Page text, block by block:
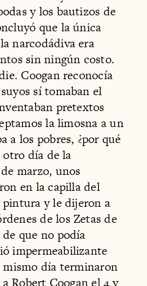
y los bautizos de
que la única
narcodádiva era
sin ningún costo.
Coogan reconocía
sí tomaban el
pretextos
la limosna a un
a los pobres, ¿por qué
día de la
marzo, unos
en la capilla del
pintura y le dijeron a
de los Zetas de
que no podía
impermeabilizante
mismo día terminaron
Robert Coogan el 4 y